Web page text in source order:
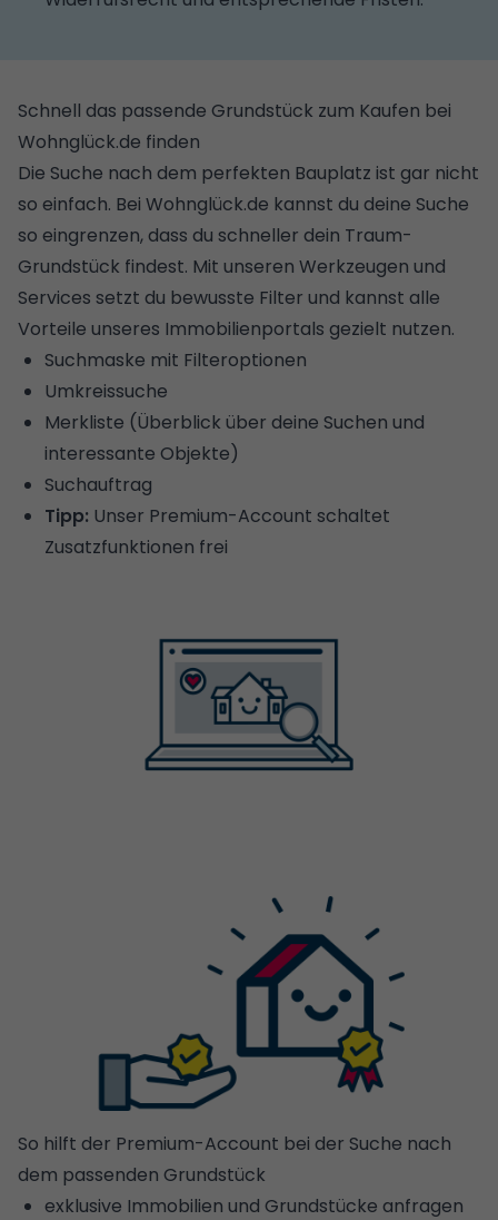
Schnell das passende Grundstück zum Kaufen bei
Wohnglück.de finden
Die Suche nach dem perfekten Bauplatz ist gar nicht
so einfach. Bei Wohnglück.de kannst du deine Suche
so eingrenzen, dass du schneller dein Traum-
Grundstück findest. Mit unseren Werkzeugen und
Services setzt du bewusste Filter und kannst alle
Vorteile unseres Immobilienportals gezielt nutzen.
Suchmaske mit Filteroptionen
Umkreissuche
Merkliste (Überblick über deine Suchen und
interessante Objekte)
Suchauftrag
Tipp: Unser Premium-Account schaltet
Zusatzfunktionen frei
So hilft der Premium-Account bei der Suche nach
dem passenden Grundstück
exklusive Immobilien und Grundstücke anfragen